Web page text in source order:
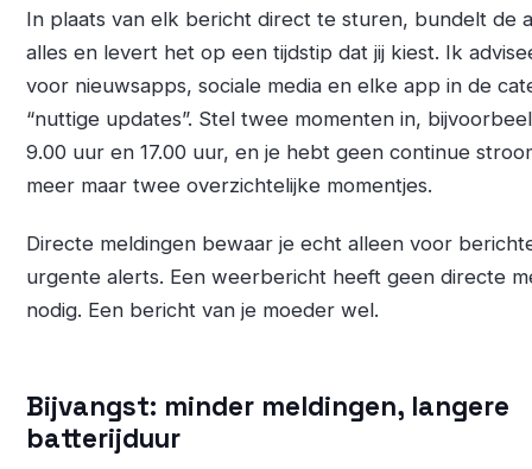
In plaats van elk bericht direct te sturen, bundelt de
alles en levert het op een tijdstip dat jij kiest. Ik
voor nieuwsapps, sociale media en elke app in de
“nuttige updates”. Stel twee momenten in,
9.00 uur en 17.00 uur, en je hebt geen continue
meer maar twee overzichtelijke momentjes.
Directe meldingen bewaar je echt alleen voor
urgente alerts. Een weerbericht heeft geen directe
nodig. Een bericht van je moeder wel.
Bijvangst: minder meldingen, langere
batterijduur